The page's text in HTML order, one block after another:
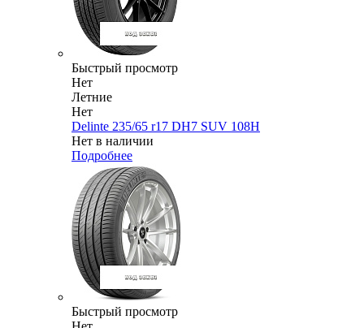
Быстрый просмотр
Нет
Летние
Нет
Delinte 235/65 r17 DH7 SUV 108H
Нет в наличии
Подробнее
Быстрый просмотр